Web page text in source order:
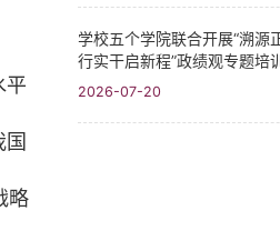
平
略
学校五个学院联合开展“溯源
行实干启新程”政绩观专题培
2026-07-20